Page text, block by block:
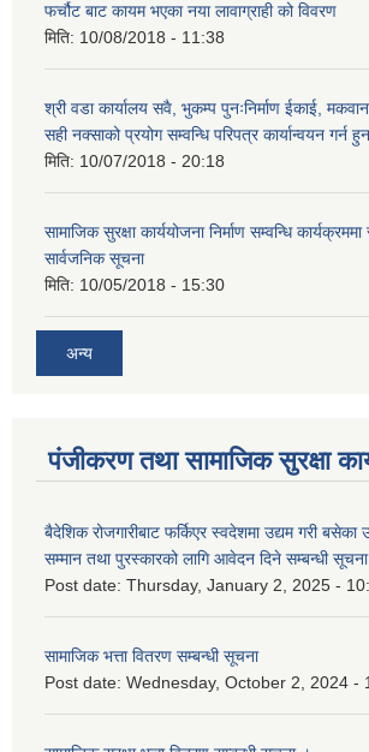
फर्चौट बाट कायम भएका नया लावाग्राही को विवरण
मिति: 10/08/2018 - 11:38
श्री वडा कार्यालय सवै, भुकम्प पुनःनिर्माण ईकाई,
सही नक्साको प्रयोग सम्वन्धि परिपत्र कार्यान्वयन गर्न
मिति: 10/07/2018 - 20:18
सामाजिक सुरक्षा कार्ययोजना निर्माण सम्वन्धि कार्यक्रममा
सार्वजनिक सूचना
मिति: 10/05/2018 - 15:30
अन्य
पंजीकरण तथा सामाजिक सुरक्षा
बैदेशिक रोजगारीबाट फर्किएर स्वदेशमा उद्यम गरी बसेका
सम्मान तथा पुरस्कारको लागि आवेदन दिने सम्बन्धी
Post date: Thursday, January 2, 2025 -
सामाजिक भत्ता वितरण सम्बन्धी सूचना
Post date: Wednesday, October 2, 2024 -